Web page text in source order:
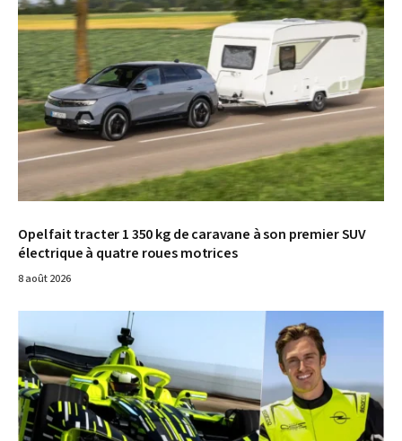
Opel fait tracter 1 350 kg de caravane à son premier SUV
électrique à quatre roues motrices
8 août 2026